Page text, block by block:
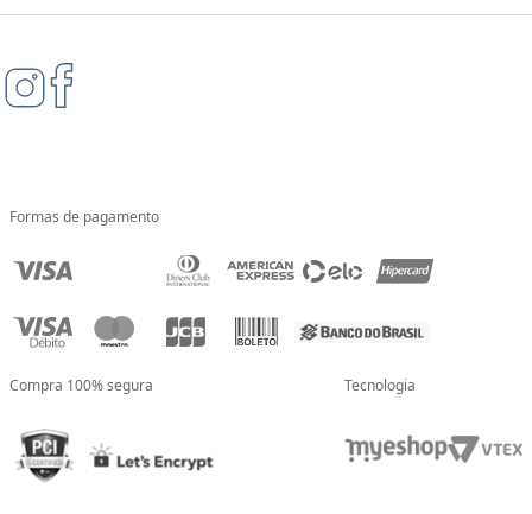
Formas de pagamento
Compra 100% segura Tecnologia